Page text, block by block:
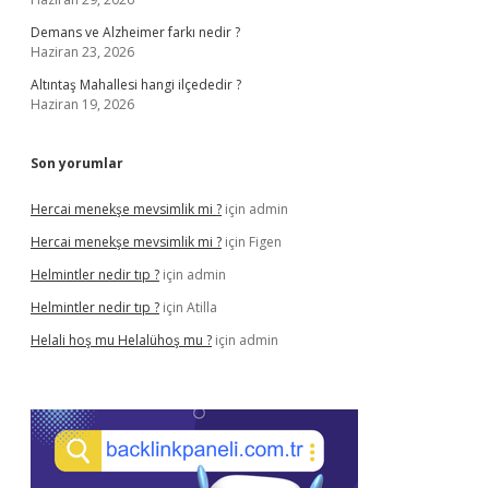
Demans ve Alzheimer farkı nedir ?
Haziran 23, 2026
Altıntaş Mahallesi hangi ilçededir ?
Haziran 19, 2026
Son yorumlar
Hercai menekşe mevsimlik mi ? için admin
Hercai menekşe mevsimlik mi ? için Figen
Helmintler nedir tıp ? için admin
Helmintler nedir tıp ? için Atilla
Helali hoş mu Helalühoş mu ? için admin